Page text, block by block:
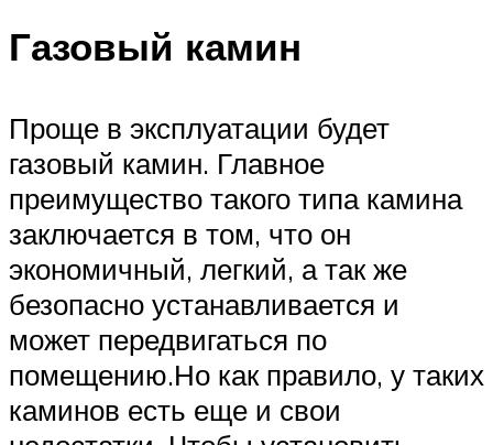
Газовый камин
Проще в эксплуатации будет
газовый камин. Главное
преимущество такого типа камина
заключается в том, что он
экономичный, легкий, а так же
безопасно устанавливается и
может передвигаться по
помещению.Но как правило, у таких
каминов есть еще и свои